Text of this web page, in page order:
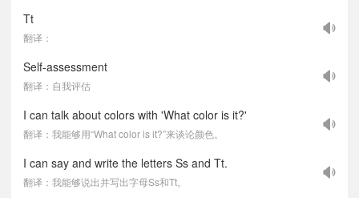
Tt
翻译：
Self-assessment
翻译：自我评估
I can talk about colors with 'What color is it?'
翻译：我能够用“What color is it?”来谈论颜色。
I can say and write the letters Ss and Tt.
翻译：我能够说出并写出字母Ss和Tt。